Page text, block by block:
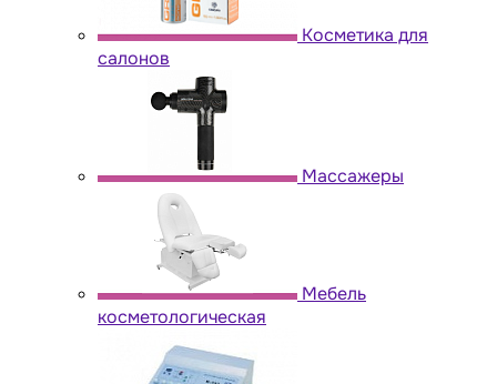
Косметика для
салонов
Массажеры
Мебель
косметологическая